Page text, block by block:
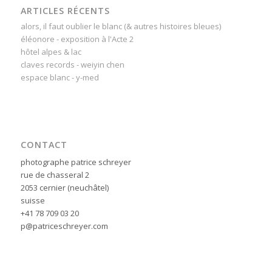
ARTICLES RÉCENTS
alors, il faut oublier le blanc (& autres histoires bleues)
éléonore - exposition à l'Acte 2
hôtel alpes & lac
claves records - weiyin chen
espace blanc - y-med
CONTACT
photographe patrice schreyer
rue de chasseral 2
2053 cernier (neuchâtel)
suisse
+41 78 709 03 20
p@patriceschreyer.com